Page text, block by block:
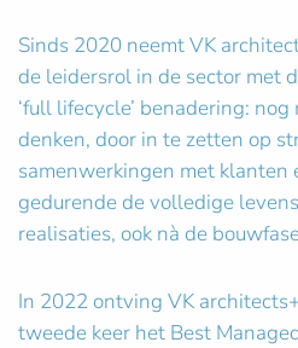
Sinds 2020 neemt VK
de leidersrol in de sector met
‘full lifecycle’ benadering:
denken, door in te zetten op
samenwerkingen met klanten
gedurende de volledige
realisaties, ook nà de
In 2022 ontving VK
tweede keer het Best